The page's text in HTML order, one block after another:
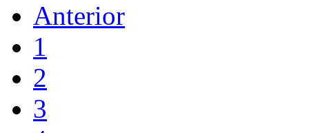
Anterior
1
2
3